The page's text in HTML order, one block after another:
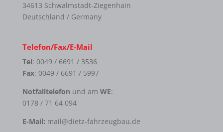
34613 Schwalmstadt-Ziegenhain
Deutschland / Germany
Telefon/Fax/E-Mail
Tel: 0049 / 6691 / 3536
Fax: 0049 / 6691 / 5997
Notfalltelefon und am WE:
0178 / 71 64 094
E-Mail: mail@dietz-fahrzeugbau.de